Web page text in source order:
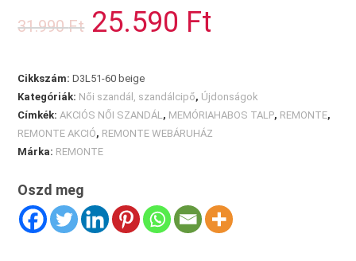
31.990Ft
Original
price
was:
25.590 Ft
Cikkszám:D3L51-60 beige
Kategóriák: Női szandál, szandálcipő, Újdonságok
Címkék: AKCIÓS NŐI SZANDÁL , MEMÓRIAHABOS TALP, REMONTE,
REMONTE AKCIÓ, REMONTE WEBÁRUHÁZ
Márka: REMONTE
Oszd meg